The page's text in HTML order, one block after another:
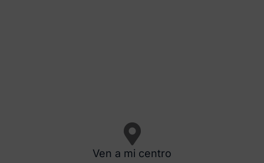
Ven a mi centro